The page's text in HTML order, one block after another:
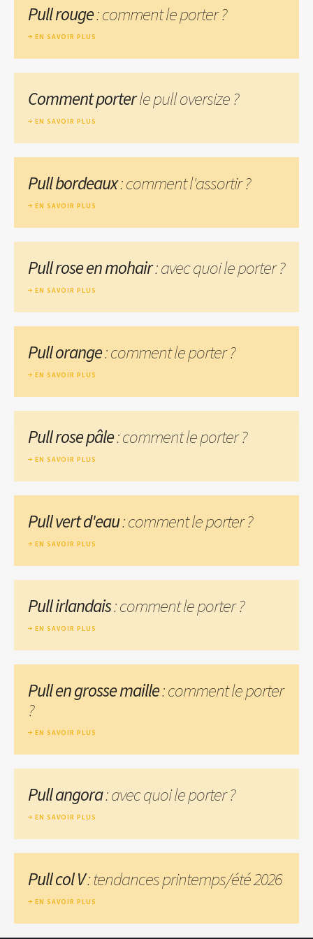
Pull rouge: comment le porter ?
EN SAVOIR PLUS
Comment porterle pull oversize ?
EN SAVOIR PLUS
Pull bordeaux: comment l'assortir ?
EN SAVOIR PLUS
Pull rose en mohair: avec quoi le porter ?
EN SAVOIR PLUS
Pull orange: comment le porter ?
EN SAVOIR PLUS
Pull rose pâle: comment le porter ?
EN SAVOIR PLUS
Pull vert d'eau: comment le porter ?
EN SAVOIR PLUS
Pull irlandais: comment le porter ?
EN SAVOIR PLUS
Pull en grosse maille: comment le porter
?
EN SAVOIR PLUS
Pull angora: avec quoi le porter ?
EN SAVOIR PLUS
Pull col V: tendances printemps/été 2026
EN SAVOIR PLUS